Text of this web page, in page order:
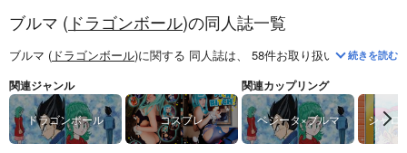
ブルマ ( ドラゴンボール)の同人誌一覧
ブルマ ( ドラゴンボール)に関する 同人誌は、 58件お取り扱いがございま
続きを読む
関連ジャンル
ドラゴンボール コスプレ
関連カップリング
ベジータ×ブルマ シャロ